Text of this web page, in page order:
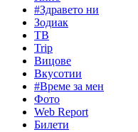
#Здравето ни
Зодиак
ТВ
Trip
Вицове
Вкусотии
#Време за мен
Фото
Web Report
Билети